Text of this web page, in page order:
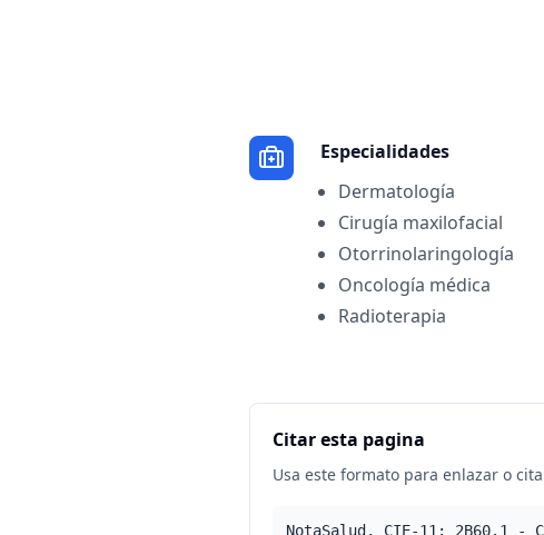
Especialidades
Dermatología
Cirugía maxilofacial
Otorrinolaringología
Oncología médica
Radioterapia
Citar esta pagina
Usa este formato para enlazar o
NotaSalud. CIE-11: 2B60.1 -